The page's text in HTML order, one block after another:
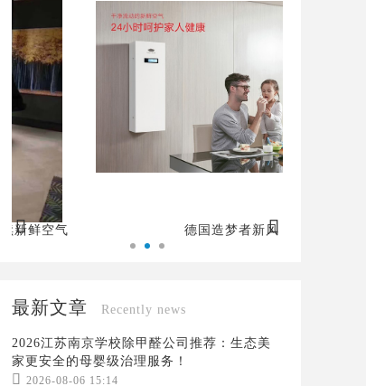
德国造梦者新风
 
最新文章 Recently news
2026江苏南京学校除甲醛公司推荐：生态美
家更安全的母婴级治理服务！
 2026-08-06 15:14